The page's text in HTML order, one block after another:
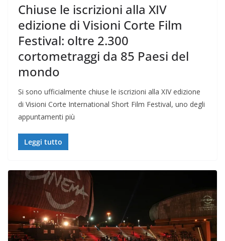
Chiuse le iscrizioni alla XIV
edizione di Visioni Corte Film
Festival: oltre 2.300
cortometraggi da 85 Paesi del
mondo
Si sono ufficialmente chiuse le iscrizioni alla XIV edizione
di Visioni Corte International Short Film Festival, uno degli
appuntamenti più
Leggi tutto